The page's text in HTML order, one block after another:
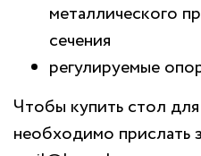
металлического
сечения
регулируемые
Чтобы купить стол
необходимо прислать